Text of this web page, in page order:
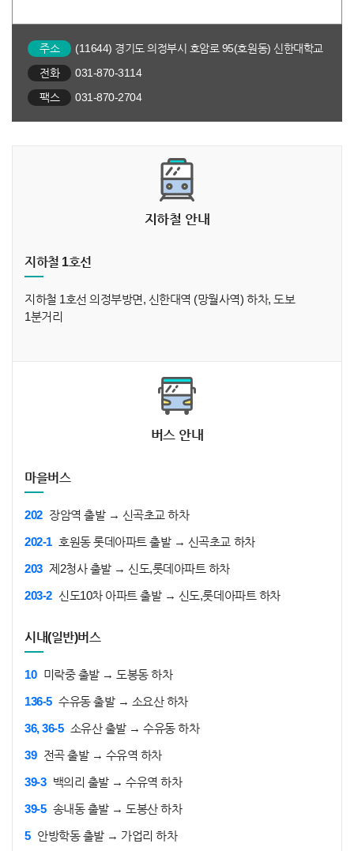
주소
(11644) 경기도 의정부시 호암로 95(호원동) 신한대학교
전화
031-870-3114
팩스
031-870-2704
지하철 안내
지하철 1호선
지하철 1호선 의정부방면, 신한대역 (망월사역) 하차, 도보
1분거리
버스 안내
마을버스
202 장암역 출발 → 신곡초교 하차
202-1 호원동 롯데아파트 출발 → 신곡초교 하차
203 제2청사 출발 → 신도,롯데아파트 하차
203-2 신도10차 아파트 출발 → 신도,롯데아파트 하차
시내(일반)버스
10 미락중 출발 → 도봉동 하차
136-5 수유동 출발 → 소요산 하차
36, 36-5 소유산 출발 → 수유동 하차
39 전곡 출발 → 수유역 하차
39-3 백의리 출발 → 수유역 하차
39-5 송내동 출발 → 도봉산 하차
5 안방학동 출발 → 가업리 하차